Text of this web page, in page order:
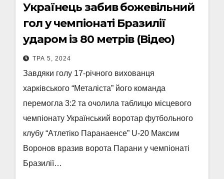
Українець забив божевільний
гол у чемпіонаті Бразилії
ударом із 80 метрів (Відео)
ТРА 5, 2024
Завдяки голу 17-річного вихованця
харківського “Металіста” його команда
перемогла 3:2 та очолила таблицю місцевого
чемпіонату Український воротар футбольного
клубу “Атлетіко Паранаенсе” U-20 Максим
Воронов вразив ворота Парани у чемпіонаті
Бразилії…